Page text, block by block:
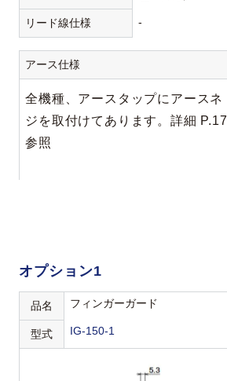
リード線仕様 -
アース仕様
全機種、アースタップにアースネ
ジを取付けてあります。詳細 P.17
参照
オプション1
品名 フィンガーガード
型式 IG-150-1